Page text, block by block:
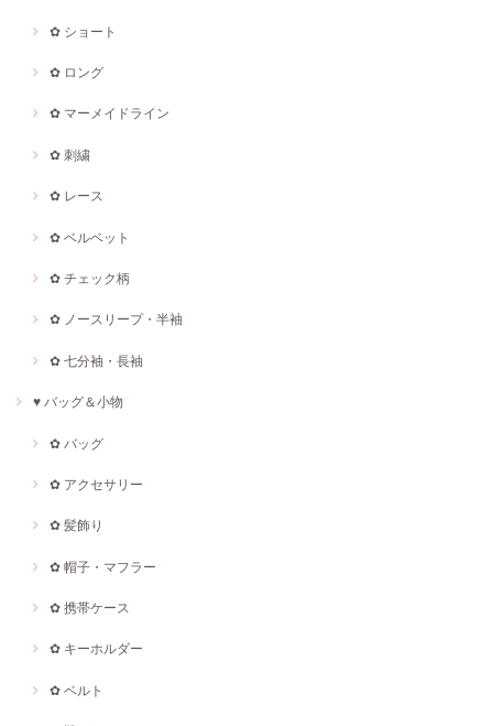
✿ ショート
✿ ロング
✿ マーメイドライン
✿ 刺繍
✿ レース
✿ ベルベット
✿ チェック柄
✿ ノースリープ・半袖
✿ 七分袖・長袖
♥ バッグ＆小物
✿ バッグ
✿ アクセサリー
✿ 髪飾り
✿ 帽子・マフラー
✿ 携帯ケース
✿ キーホルダー
✿ ベルト